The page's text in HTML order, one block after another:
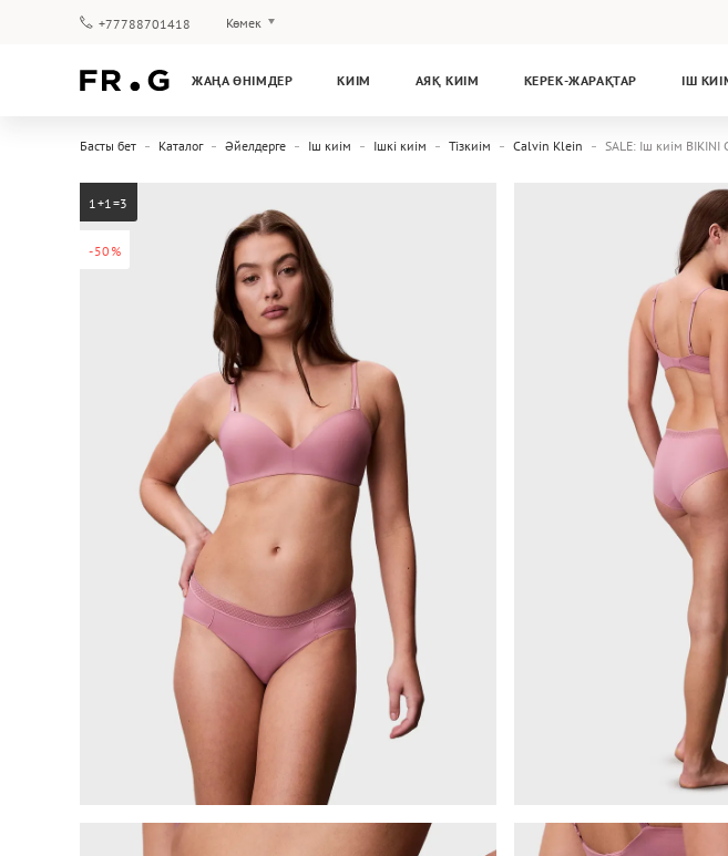
+77788701418 Көмек
ЖАҢА ӨНІМДЕР КИІМ АЯҚ КИІМ КЕРЕК-ЖАРАҚТАР ІШ
Басты бет Каталог Әйелдерге Іш киім Ішкі киім Тізкиім Calvin Klein SALE: Іш киім
-50%
1+1=3